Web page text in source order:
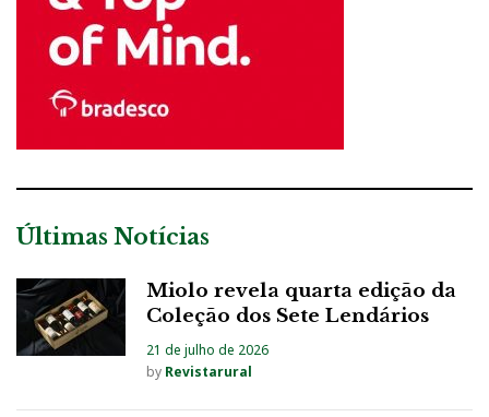
Últimas Notícias
Miolo revela quarta edição da
Coleção dos Sete Lendários
21 de julho de 2026
by Revistarural